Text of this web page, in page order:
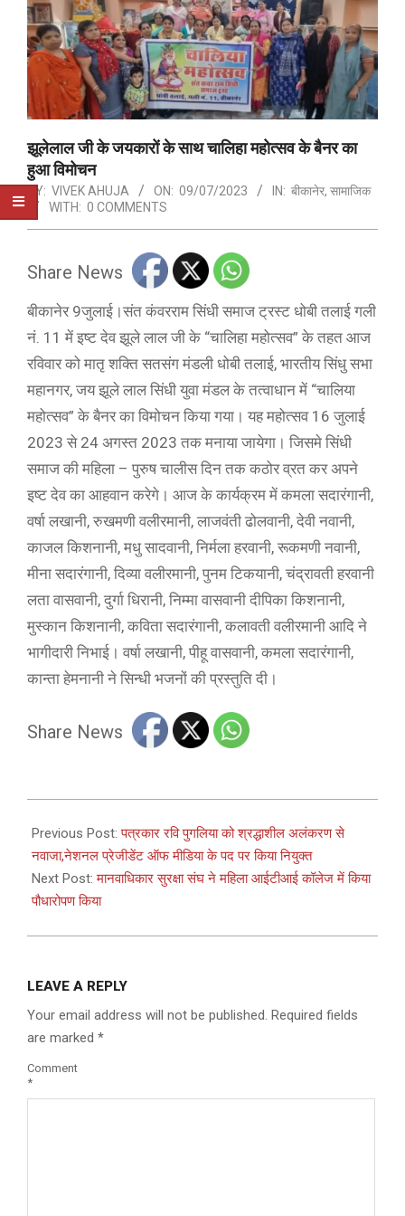
झूलेलाल जी के जयकारों के साथ चालिहा महोत्सव के बैनर का
हुआ विमोचन
BY: VIVEK AHUJA ON: 09/07/2023 IN: बीकानेर, सामाजिक
WITH: 0 COMMENTS
Share News
बीकानेर 9जुलाई।संत कंवरराम सिंधी समाज ट्रस्ट धोबी तलाई गली
नं. 11 में इष्ट देव झूले लाल जी के “चालिहा महोत्सव” के तहत आज
रविवार को मातृ शक्ति सतसंग मंडली धोबी तलाई, भारतीय सिंधु सभा
महानगर, जय झूले लाल सिंधी युवा मंडल के तत्वाधान में “चालिया
महोत्सव” के बैनर का विमोचन किया गया। यह महोत्सव 16 जुलाई
2023 से 24 अगस्त 2023 तक मनाया जायेगा। जिसमे सिंधी
समाज की महिला – पुरुष चालीस दिन तक कठोर व्रत कर अपने
इष्ट देव का आहवान करेगे। आज के कार्यक्रम में कमला सदारंगानी,
वर्षा लखानी, रुखमणी वलीरमानी, लाजवंती ढोलवानी, देवी नवानी,
काजल किशनानी, मधु सादवानी, निर्मला हरवानी, रूकमणी नवानी,
मीना सदारंगानी, दिव्या वलीरमानी, पुनम टिकयानी, चंद्रावती हरवानी
लता वासवानी, दुर्गा धिरानी, निम्मा वासवानी दीपिका किशनानी,
मुस्कान किशनानी, कविता सदारंगानी, कलावती वलीरमानी आदि ने
भागीदारी निभाई। वर्षा लखानी, पीहू वासवानी, कमला सदारंगानी,
कान्ता हेमनानी ने सिन्धी भजनों की प्रस्तुति दी।
Share News
07-
09
Previous Post:पत्रकार रवि पुगलिया को श्रद्धाशील अलंकरण से
नवाजा,नेशनल प्रेजीडेंट ऑफ मीडिया के पद पर किया नियुक्त
Next Post:मानवाधिकार सुरक्षा संघ ने महिला आईटीआई कॉलेज में किया
पौधारोपण किया
LEAVE A REPLY
Your email address will not be published. Required fields
are marked *
Comment
*